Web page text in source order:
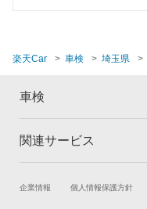
蓮田市
楽天Car 車検 埼玉県
車検
トップ
車検の基礎知識
関連サービス
試乗・商談
企業情報 個人情報保護方針